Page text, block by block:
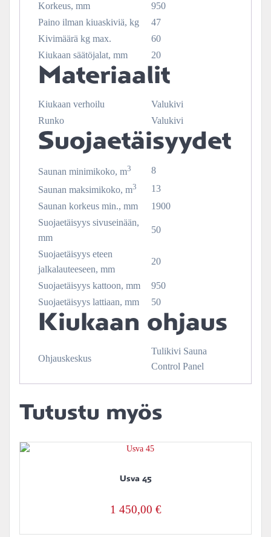
Korkeus, mm
950
Paino ilman kiuaskiviä, kg
47
Kivimäärä kg max.
60
Kiukaan säätöjalat, mm
20
Materiaalit
Kiukaan verhoilu
Valukivi
Runko
Valukivi
Suojaetäisyydet
Saunan minimikoko, m3
8
Saunan maksimikoko, m3
13
Saunan korkeus min., mm
1900
Suojaetäisyys sivuseinään,
mm
50
Suojaetäisyys eteen
jalkalauteeseen, mm
20
Suojaetäisyys kattoon, mm
950
Suojaetäisyys lattiaan, mm
50
Kiukaan ohjaus
Ohjauskeskus
Tulikivi Sauna
Control Panel
Tutustu myös
Usva 45
1 450,00 €